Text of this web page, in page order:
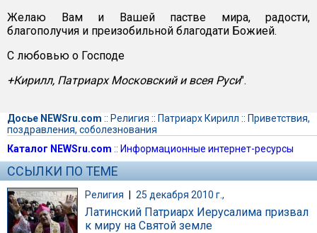
Желаю Вам и Вашей пастве мира, радости,
благополучия и преизобильной благодати Божией.
С любовью о Господе
+Кирилл, Патриарх Московский и всея Руси".
Досье NEWSru.com :: Религия :: Патриарх Кирилл :: Приветствия,
поздравления, соболезнования
Каталог NEWSru.com :: Информационные интернет-ресурсы
ССЫЛКИ ПО ТЕМЕ
Религия | 25 декабря 2010 г.,
Латинский Патриарх Иерусалима призвал
к миру на Святой земле